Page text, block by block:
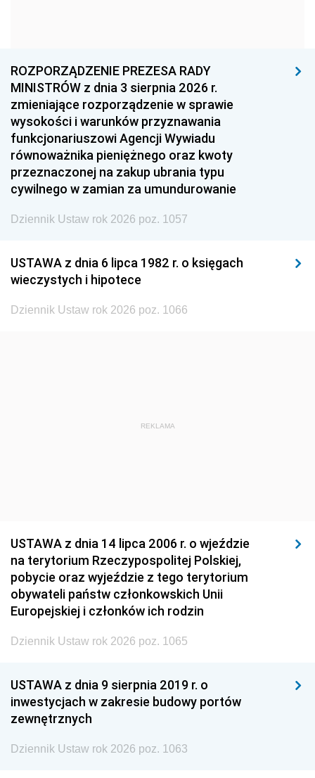
1957 1956
1954 1953
1951 1950
1948 1947
1945 1944 1939
1938 1937 1936
1935 1934
1929 1928 1927
ROZPORZĄDZENIE PREZESA RADY
MINISTRÓW z dnia 3 sierpnia 2026 r.
zmieniające rozporządzenie w sprawie
wysokości i warunków przyznawania
funkcjonariuszowi Agencji Wywiadu
równoważnika pieniężnego oraz kwoty
przeznaczonej na zakup ubrania typu
cywilnego w zamian za umundurowanie
Dziennik Ustaw rok 2026 poz. 1057
USTAWA z dnia 6 lipca 1982 r. o księgach
wieczystych i hipotece
Dziennik Ustaw rok 2026 poz. 1066
REKLAMA
USTAWA z dnia 14 lipca 2006 r. o wjeździe
na terytorium Rzeczypospolitej Polskiej,
pobycie oraz wyjeździe z tego terytorium
obywateli państw członkowskich Unii
Europejskiej i członków ich rodzin
Dziennik Ustaw rok 2026 poz. 1065
USTAWA z dnia 9 sierpnia 2019 r. o
inwestycjach w zakresie budowy portów
zewnętrznych
Dziennik Ustaw rok 2026 poz. 1063